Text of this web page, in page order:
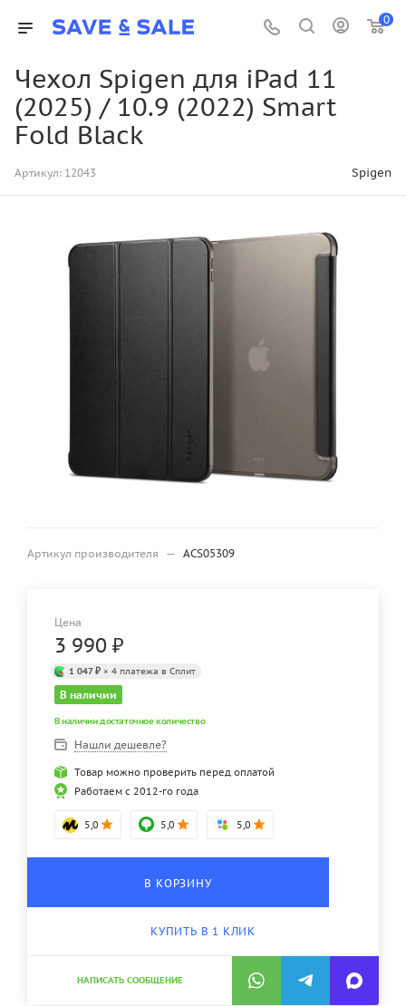
0
Чехол Spigen для iPad 11
(2025) / 10.9 (2022) Smart
Fold Black
Артикул: 12043 Spigen
Артикул производителя — ACS05309
Цена
3 990 ₽
1 047 ₽ × 4 платежа в Сплит
В наличии
В наличии достаточное количество
Нашли дешевле?
Товар можно проверить перед оплатой
Работаем с 2012-го года
5,0 5,0 5,0
В КОРЗИНУ
КУПИТЬ В 1 КЛИК
НАПИСАТЬ СООБЩЕНИЕ